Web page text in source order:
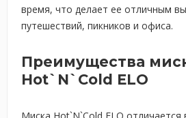
время, что делает ее отличным
путешествий, пикников и офиса.
Преимущества
Hot`N`Cold ELO